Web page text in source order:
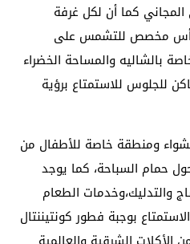
كما أن لكل غرفة
ترأس مخصص للتشمس على
بالشاليه والمساحة الخضراء
للجلوس للاستمتاع برؤية
ومنطقة خاصة للأطفال من
حمام السباحة، كما يوجد
والتدليك،وخدمات الطعام
بوجبة فطور كونتيننتال